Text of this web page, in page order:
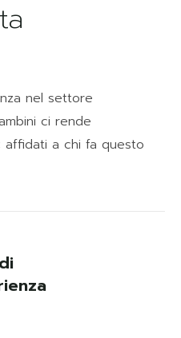
nel settore
ci rende
affidati a chi fa questo